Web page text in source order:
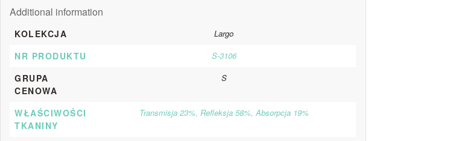
Additional information
KOLEKCJA Largo
NR PRODUKTU S-3106
GRUPA
CENOWA
S
WŁAŚCIWOŚCI
TKANINY
Transmisja 23%, Refleksja 58%, Absorpcja 19%